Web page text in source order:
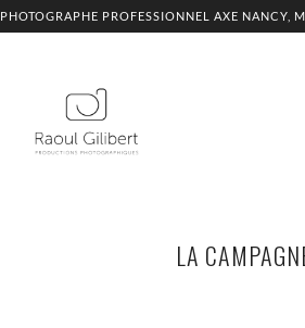
PHOTOGRAPHE PROFESSIONNEL AXE NANCY,
LA